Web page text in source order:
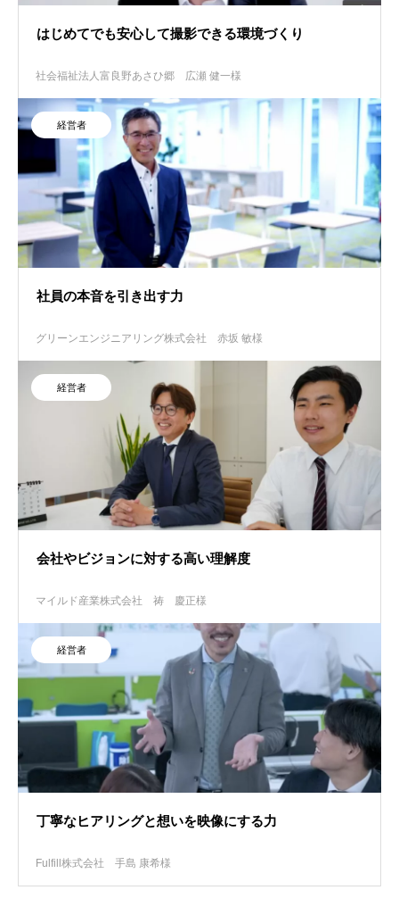
はじめてでも安心して撮影できる環境づくり
社会福祉法人富良野あさひ郷 広瀬 健一様
経営者
社員の本音を引き出す力
グリーンエンジニアリング株式会社 赤坂 敏様
経営者
会社やビジョンに対する高い理解度
マイルド産業株式会社 祷 慶正様
経営者
丁寧なヒアリングと想いを映像にする力
Fulfill株式会社 手島 康希様